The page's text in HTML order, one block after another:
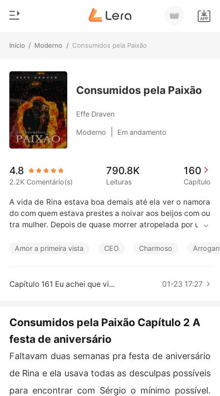
Início / Moderno / Consumidos pela Paixão
Loja
Histórico
Sair
Baixar App
Gênero
Moderno
Lobisomem
Contos
Bilionários
Contos Curtos
Consumidos pela Paixão
Effe Draven
Moderno Em andamento
4.8
2.2K Comentário(s)
790.8K
Leituras
160
Capítulo
A vida de Rina estava boa demais até ela ver o namora
do com quem estava prestes a noivar aos beijos com ou
tra mulher. Depois de quase morrer atropelada por um i
traidor, ela resolve que nada vale mais do que a própria
expor o canalha e terminar o seu relacionamento com u
versário pra expor seu namorado traidor. Ethan, quer m
uito desafiar os limites da frieza de Rina, mas no meio d
ela.
Amor a primeira vista CEO Charmoso
Capítulo 161 Eu achei que vi... 01-23 17:27
Consumidos pela Paixão Capítulo 2 A
festa de aniversário
Faltavam duas semanas pra festa de aniversário
de Rina e ela usava todas as desculpas possíveis
para encontrar com Sérgio o mínimo possível.